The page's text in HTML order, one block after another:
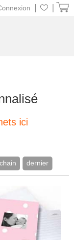
ici
dernier